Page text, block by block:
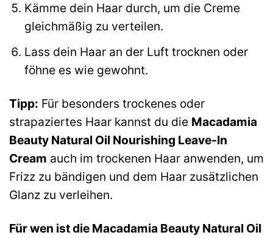
Kämme dein Haar durch, um die Creme
gleichmäßig zu verteilen.
Lass dein Haar an der Luft trocknen oder
föhne es wie gewohnt.
Tipp: Für besonders trockenes oder
strapaziertes Haar kannst du die Macadamia
Beauty Natural Oil Nourishing Leave-In
Cream auch im trockenen Haar anwenden, um
Frizz zu bändigen und dem Haar zusätzlichen
Glanz zu verleihen.
Für wen ist die Macadamia Beauty Natural Oil